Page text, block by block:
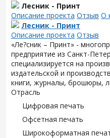
Лесник - Принт
Описание проекта Отзыв О
Лесник - Принт
Описание проекта Отзыв
«Ле?сник – Принт» -
предприятие из Санкт-
специализируется на
издательской и
книги, журналы, брошюры,
Отрасль
Цифровая печать
Офсетная печать
Широкоформатная